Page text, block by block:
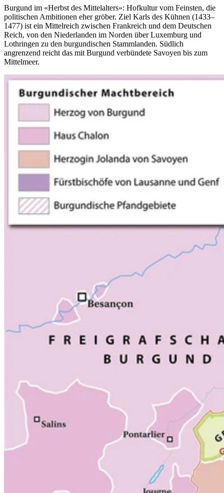
Burgund im «Herbst des Mittelalters»: Hofkultur vom Feinsten, die
politischen Ambitionen eher gröber. Ziel Karls des Kühnen (1433–
1477) ist ein Mittelreich zwischen Frankreich und dem Deutschen
Reich, von den Niederlanden im Norden über Luxemburg und
Lothringen zu den burgundischen Stammlanden. Südlich
angrenzend reicht das mit Burgund verbündete Savoyen bis zum
Mittelmeer.